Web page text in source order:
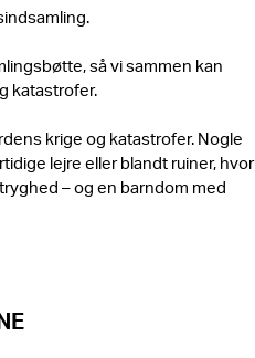
så vi sammen kan
katastrofer.
krige og katastrofer. Nogle
lejre eller blandt ruiner, hvor
– og en barndom med